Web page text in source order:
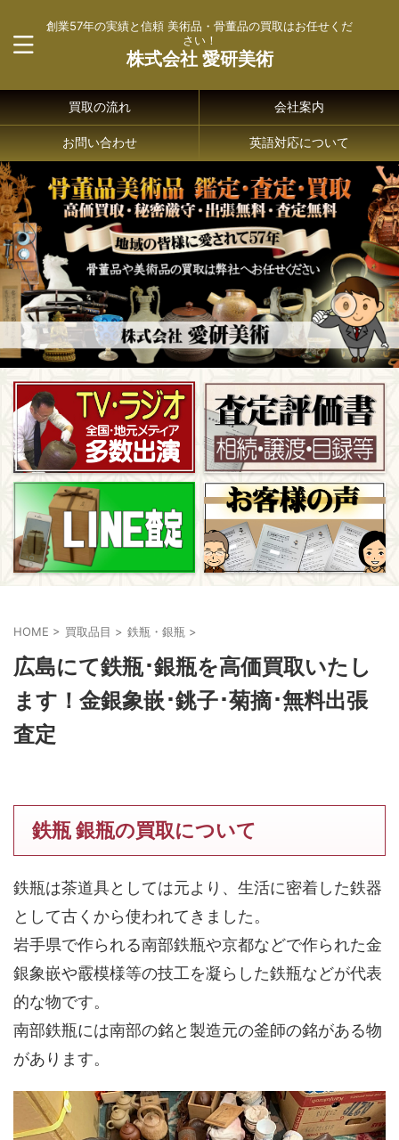
創業57年の実績と信頼 美術品・骨董品の買取はお任せくだ
さい！
株式会社 愛研美術
買取の流れ 会社案内
お問い合わせ 英語対応について
HOME > 買取品目 > 鉄瓶・銀瓶 >
広島にて鉄瓶･銀瓶を高価買取いたし
ます！金銀象嵌･銚子･菊摘･無料出張
査定
鉄瓶 銀瓶の買取について
鉄瓶は茶道具としては元より、生活に密着した鉄器
として古くから使われてきました。
岩手県で作られる南部鉄瓶や京都などで作られた金
銀象嵌や霰模様等の技工を凝らした鉄瓶などが代表
的な物です。
南部鉄瓶には南部の銘と製造元の釜師の銘がある物
があります。